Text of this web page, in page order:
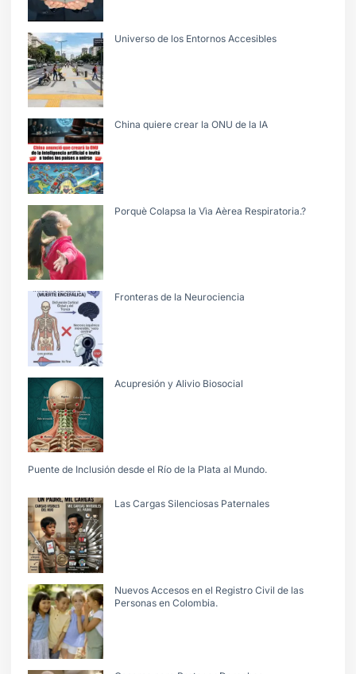
Universo de los Entornos Accesibles
China quiere crear la ONU de la IA
Porquè Colapsa la Vìa Aèrea Respiratoria.?
Fronteras de la Neurociencia
Acupresión y Alivio Biosocial
Puente de Inclusión desde el Río de la Plata al Mundo.
Las Cargas Silenciosas Paternales
Nuevos Accesos en el Registro Civil de las
Personas en Colombia.